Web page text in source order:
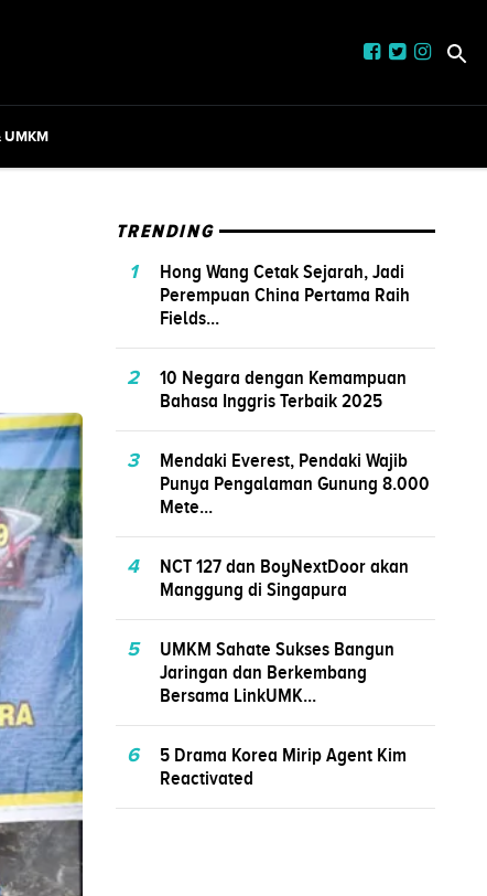
UMKM
TRENDING
1
Hong Wang Cetak Sejarah, Jadi
Perempuan China Pertama Raih
Fields...
2
10 Negara dengan Kemampuan
Bahasa Inggris Terbaik 2025
3
Mendaki Everest, Pendaki Wajib
Punya Pengalaman Gunung 8.000
Mete...
4
NCT 127 dan BoyNextDoor akan
Manggung di Singapura
5
UMKM Sahate Sukses Bangun
Jaringan dan Berkembang
Bersama LinkUMK...
6
5 Drama Korea Mirip Agent Kim
Reactivated